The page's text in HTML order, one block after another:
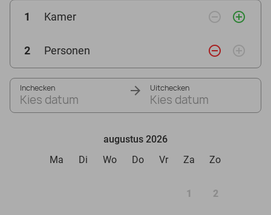
1 Kamer remove_circle_outline add_circle_outline
2 Personen remove_circle_outline add_circle_outline
Inchecken
Kies datum
Uitchecken
Kies datum
augustus 2026
Ma
Di Wo Do Vr Za Zo
1 2